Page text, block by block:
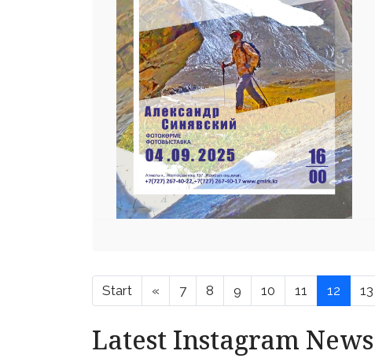
Start « 7 8 9 10 11 12 13
Latest Instagram News